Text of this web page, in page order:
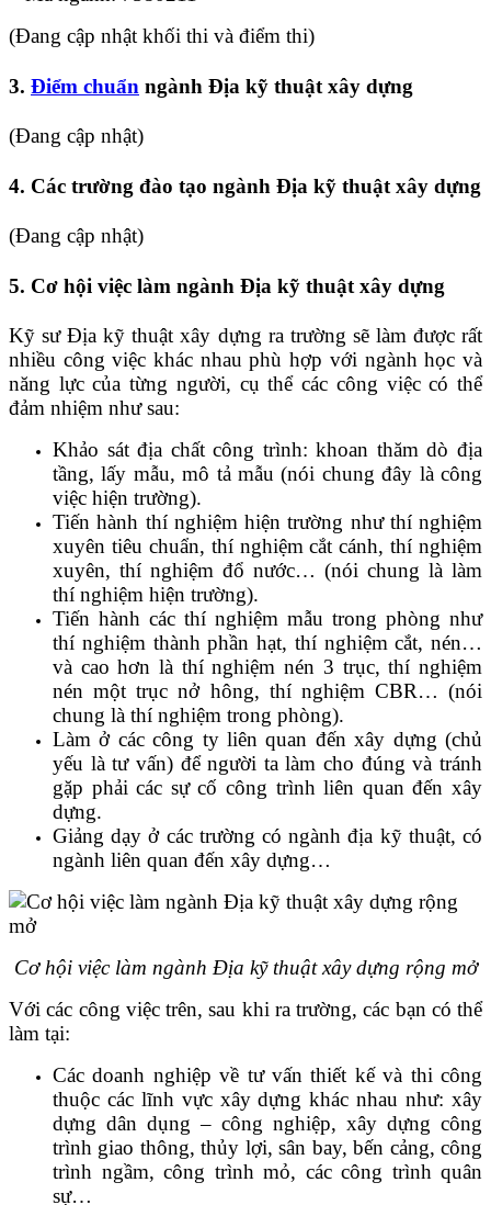
(Đang cập nhật khối thi và điểm thi)
3. Điểm chuẩn ngành Địa kỹ thuật xây dựng
(Đang cập nhật)
4. Các trường đào tạo ngành Địa kỹ thuật xây dựng
(Đang cập nhật)
5. Cơ hội việc làm ngành Địa kỹ thuật xây dựng
Kỹ sư Địa kỹ thuật xây dựng ra trường sẽ làm được rất
nhiều công việc khác nhau phù hợp với ngành học và
năng lực của từng người, cụ thể các công việc có thể
đảm nhiệm như sau:
Khảo sát địa chất công trình: khoan thăm dò địa
tầng, lấy mẫu, mô tả mẫu (nói chung đây là công
việc hiện trường).
Tiến hành thí nghiệm hiện trường như thí nghiệm
xuyên tiêu chuẩn, thí nghiệm cắt cánh, thí nghiệm
xuyên, thí nghiệm đổ nước… (nói chung là làm
thí nghiệm hiện trường).
Tiến hành các thí nghiệm mẫu trong phòng như
thí nghiệm thành phần hạt, thí nghiệm cắt, nén…
và cao hơn là thí nghiệm nén 3 trục, thí nghiệm
nén một trục nở hông, thí nghiệm CBR… (nói
chung là thí nghiệm trong phòng).
Làm ở các công ty liên quan đến xây dựng (chủ
yếu là tư vấn) để người ta làm cho đúng và tránh
gặp phải các sự cố công trình liên quan đến xây
dựng.
Giảng dạy ở các trường có ngành địa kỹ thuật, có
ngành liên quan đến xây dựng…
Cơ hội việc làm ngành Địa kỹ thuật xây dựng rộng mở
Với các công việc trên, sau khi ra trường, các bạn có thể
làm tại:
Các doanh nghiệp về tư vấn thiết kế và thi công
thuộc các lĩnh vực xây dựng khác nhau như: xây
dựng dân dụng – công nghiệp, xây dựng công
trình giao thông, thủy lợi, sân bay, bến cảng, công
trình ngầm, công trình mỏ, các công trình quân
sự…